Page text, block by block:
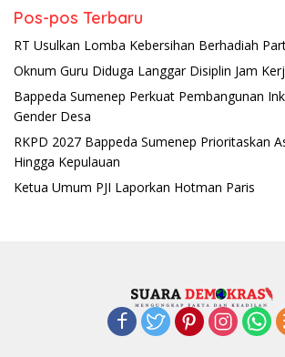
Pos-pos Terbaru
RT Usulkan Lomba Kebersihan Berhadiah
Oknum Guru Diduga Langgar Disiplin Jam
Bappeda Sumenep Perkuat Pembangunan
Gender Desa
RKPD 2027 Bappeda Sumenep Prioritaskan
Hingga Kepulauan
Ketua Umum PJI Laporkan Hotman Paris